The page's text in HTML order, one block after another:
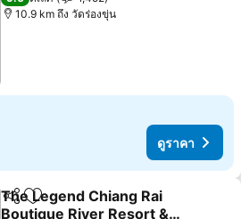
10.9 km ถึง วัดร่องขุ่น
ดูราคา
แชร์ เพิ่มในรายการโปรด
The Legend Chiang Rai
Boutique River Resort &